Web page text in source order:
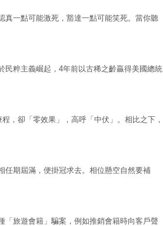
真一點可能激死，豁達一點可能笑死。當你聽
民粹主義崛起，4年前以古稀之齡贏得美國總統
，卻「零效果」，高呼「中伏」。相比之下，
任期屆滿，便掛冠求去。相位懸空自然要補
「旅遊會籍」騙案，例如推銷會籍時向客戶聲